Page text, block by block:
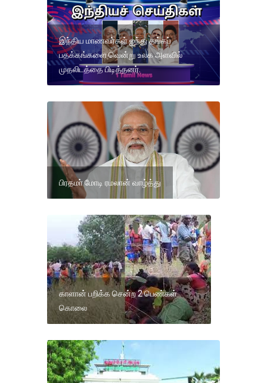
இந்திய மாணவர்கள் ஐந்து தங்கப்
பதக்கங்களை வென்று உலக அளவில்
முதலிடத்தை பிடித்தனர்.
பிரதமா் மோடி ரமலான் வாழ்த்து
காளான் பறிக்க சென்ற 2 பெண்கள்
கொலை